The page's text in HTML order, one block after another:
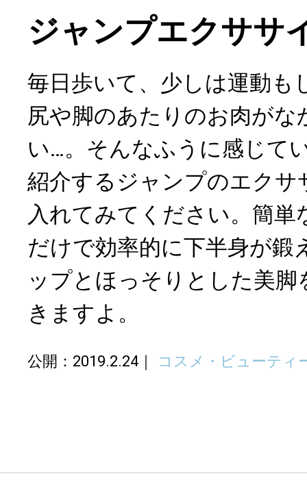
ジャンプエクササ
毎日歩いて、少しは運動も
尻や脚のあたりのお肉がな
い…。そんなふうに感じて
紹介するジャンプのエクサ
入れてみてください。簡単
だけで効率的に下半身が鍛
ップとほっそりとした美
きますよ。
公開：2019.2.24 コスメ・ビューティ